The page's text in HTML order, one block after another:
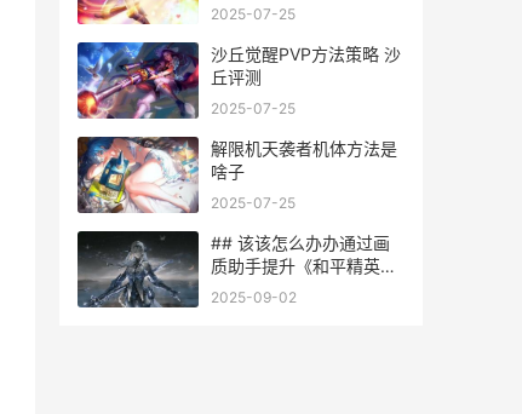
2025-07-25
沙丘觉醒PVP方法策略 沙
丘评测
2025-07-25
解限机天袭者机体方法是
啥子
2025-07-25
## 该该怎么办办通过画
质助手提升《和平精英》
游戏体验
2025-09-02